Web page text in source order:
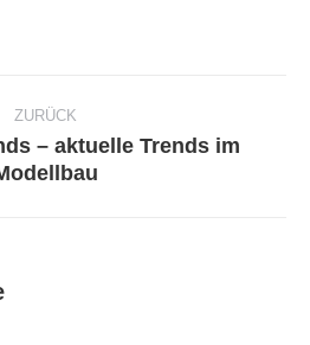
ZURÜCK
Vorheriger
– aktuelle Trends im